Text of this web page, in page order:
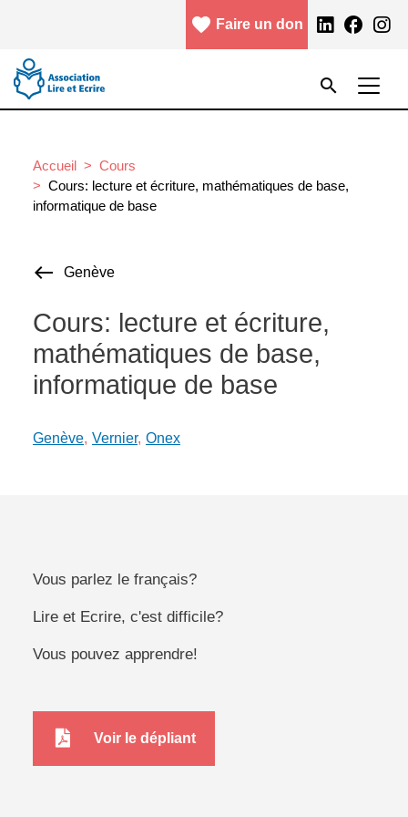
Menu header
favorite Faire un don facebook
search
Rechercher
Rechercher
Accueil
Cours
Cours: lecture et écriture, mathématiques de base,
informatique de base
Genève
Cours: lecture et écriture,
mathématiques de base,
informatique de base
Genève Vernier Onex
Vous parlez le français?
Lire et Ecrire, c'est difficile?
Vous pouvez apprendre!